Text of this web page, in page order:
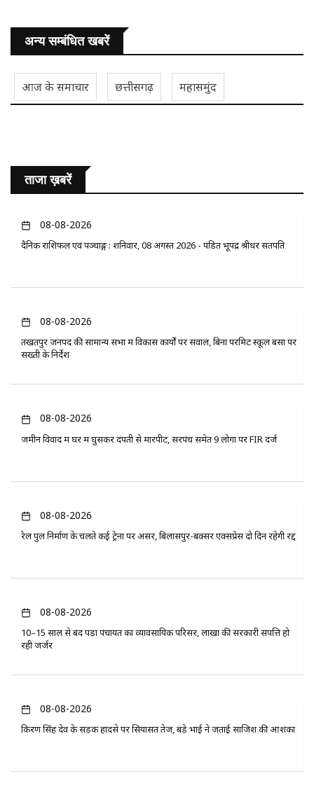
अन्य सम्बंधित खबरें
आज के समाचार छत्तीसगढ़ महासमुंद
ताजा ख़बरें
08-08-2026
दैनिक राशिफल एवं पञ्चाङ्ग : शनिवार, 08 अगस्त 2026 - पंडित भूपेंद्र श्रीधर सतपति
08-08-2026
तखतपुर जनपद की सामान्य सभा में विकास कार्यों पर सवाल, बिना परमिट स्कूल बसों पर
सख्ती के निर्देश
08-08-2026
जमीन विवाद में घर में घुसकर दंपती से मारपीट, सरपंच समेत 9 लोगों पर FIR दर्ज
08-08-2026
रेल पुल निर्माण के चलते कई ट्रेनों पर असर, बिलासपुर-बक्सर एक्सप्रेस दो दिन रहेगी रद्द
08-08-2026
10–15 साल से बंद पड़ा पंचायत का व्यावसायिक परिसर, लाखों की सरकारी संपत्ति हो
रही जर्जर
08-08-2026
किरण सिंह देव के सड़क हादसे पर सियासत तेज, बड़े भाई ने जताई साजिश की आशंका